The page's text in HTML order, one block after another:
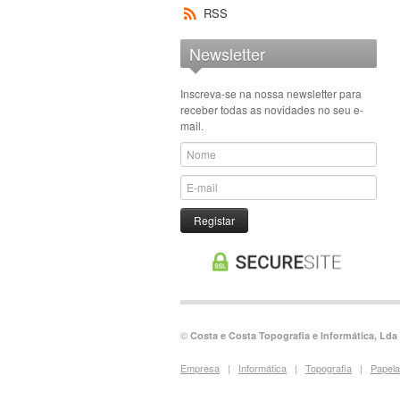
A4
Papel Quimico
Papel Vegetal
Para Maquetes
Para Ploter
Recargas para Cadernos
RSS
Newsletter
Inscreva-se na nossa newsletter para
receber todas as novidades no seu e-
mail.
Registar
© Costa e Costa Topografia e Informática, Lda
Empresa | Informática | Topografia |